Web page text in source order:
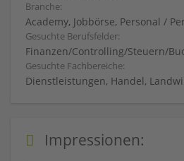
Branche:
Academy, Jobbörse, Personal /
Gesuchte Berufsfelder:
Finanzen/Controlling/Steuern/
Gesuchte Fachbereiche:
Dienstleistungen, Handel,
Impressionen: